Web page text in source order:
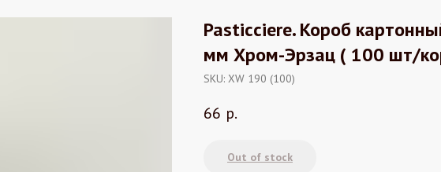
Pasticciere. Короб
мм Хром-Эрзац ( 100 шт/
SKU: XW 190 (100)
66 р.
Out of stock